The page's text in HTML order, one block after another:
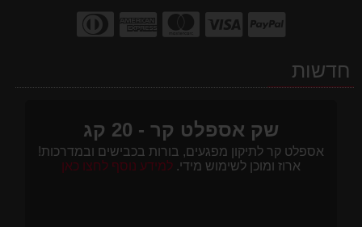
חדשות
שק אספלט קר - 20 קג
אספלט קר לתיקון מפגעים, בורות בכבישים ובמדרכות!
ארוז ומוכן לשימוש מידי. למידע נוסף לחצו כאן